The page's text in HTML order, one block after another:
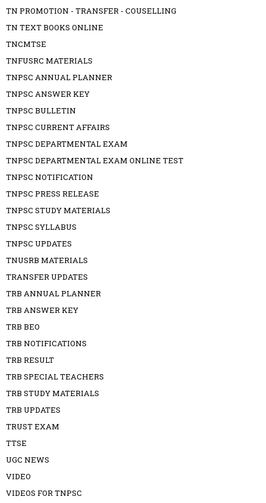
TN PROMOTION - TRANSFER - COUSELLING
TN TEXT BOOKS ONLINE
TNCMTSE
TNFUSRC MATERIALS
TNPSC ANNUAL PLANNER
TNPSC ANSWER KEY
TNPSC BULLETIN
TNPSC CURRENT AFFAIRS
TNPSC DEPARTMENTAL EXAM
TNPSC DEPARTMENTAL EXAM ONLINE TEST
TNPSC NOTIFICATION
TNPSC PRESS RELEASE
TNPSC STUDY MATERIALS
TNPSC SYLLABUS
TNPSC UPDATES
TNUSRB MATERIALS
TRANSFER UPDATES
TRB ANNUAL PLANNER
TRB ANSWER KEY
TRB BEO
TRB NOTIFICATIONS
TRB RESULT
TRB SPECIAL TEACHERS
TRB STUDY MATERIALS
TRB UPDATES
TRUST EXAM
TTSE
UGC NEWS
VIDEO
VIDEOS FOR TNPSC